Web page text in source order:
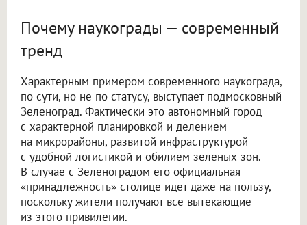
Почему наукограды — современный
тренд
Характерным примером современного наукограда,
по сути, но не по статусу, выступает подмосковный
Зеленоград. Фактически это автономный город
с характерной планировкой и делением
на микрорайоны, развитой инфраструктурой
с удобной логистикой и обилием зеленых зон.
В случае с Зеленоградом его официальная
«принадлежность» столице идет даже на пользу,
поскольку жители получают все вытекающие
из этого привилегии.